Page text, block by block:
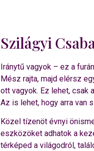
Szilágyi
Iránytű vagyok – ez a
Mész rajta, majd elérsz
ott vagyok. Ez lehet, csak
Az is lehet, hogy arra van
Közel tízenöt évnyi
eszközöket adhatok a
térképed a világodról,